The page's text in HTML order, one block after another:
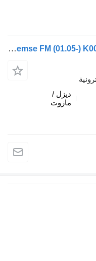
معدل نظام الفرامل الإلكترونية Knorr-Bremse FM (01.05-) K000918 لـ الشاحنات Volvo FM7-FM12, FM, FMX (1998-2014)
ديزل /
مازوت